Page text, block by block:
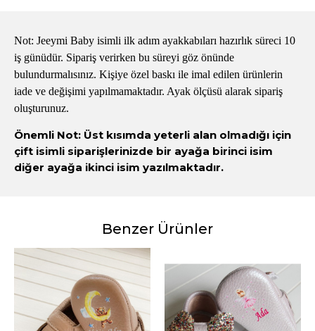
Not: Jeeymi Baby isimli ilk adım ayakkabıları hazırlık süreci 10
iş günüdür. Sipariş verirken bu süreyi göz önünde
bulundurmalısınız. Kişiye özel baskı ile imal edilen ürünlerin
iade ve değişimi yapılmamaktadır. Ayak ölçüsü alarak sipariş
oluşturunuz.
Önemli Not: Üst kısımda yeterli alan olmadığı için
çift isimli siparişlerinizde bir ayağa birinci isim
diğer ayağa ikinci isim yazılmaktadır.
Benzer Ürünler